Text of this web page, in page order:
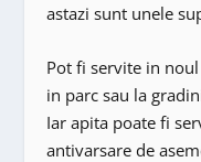
astazi sunt unele
Pot fi servite in noul
in parc sau la
Iar apita poate fi
antivarsare de